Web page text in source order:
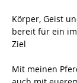
Körper, Geist
bereit für ein
Ziel
Mit meinen